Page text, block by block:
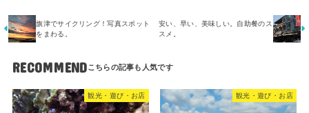
旗津でサイクリング！写真スポット
をまわる。
安い、早い、美味しい。自助餐のス
スメ。
RECOMMEND
観光・遊び・お店 観光・遊び・お店